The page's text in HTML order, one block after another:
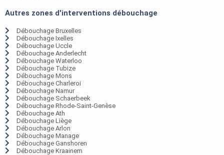
Autres zones d'interventions débouchage
Débouchage Bruxelles
Débouchage Ixelles
Débouchage Uccle
Débouchage Anderlecht
Débouchage Waterloo
Débouchage Tubize
Débouchage Mons
Débouchage Charleroi
Débouchage Namur
Débouchage Schaerbeek
Débouchage Rhode-Saint-Genèse
Débouchage Ath
Débouchage Liège
Débouchage Arlon
Débouchage Manage
Débouchage Ganshoren
Débouchage Kraainem